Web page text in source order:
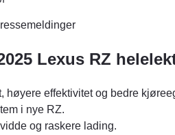
Lexus RZ
høyere effektivitet og bedre
i nye RZ.
og raskere lading.